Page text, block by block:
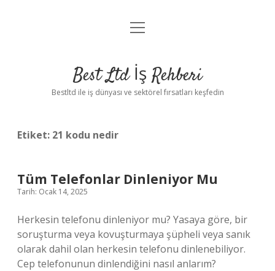
Anasayfa
Yasal Uyarı
menüyü
Best Ltd İş Rehberi
Bestltd ile iş dünyası ve sektörel fırsatları keşfedin
Etiket: 21 kodu nedir
Tüm Telefonlar Dinleniyor Mu
Tarih: Ocak 14, 2025
Herkesin telefonu dinleniyor mu? Yasaya göre, bir
soruşturma veya kovuşturmaya şüpheli veya sanık
olarak dahil olan herkesin telefonu dinlenebiliyor.
Cep telefonunun dinlendiğini nasıl anlarım?